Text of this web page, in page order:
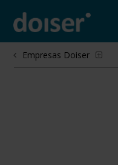
Empresas Doiser